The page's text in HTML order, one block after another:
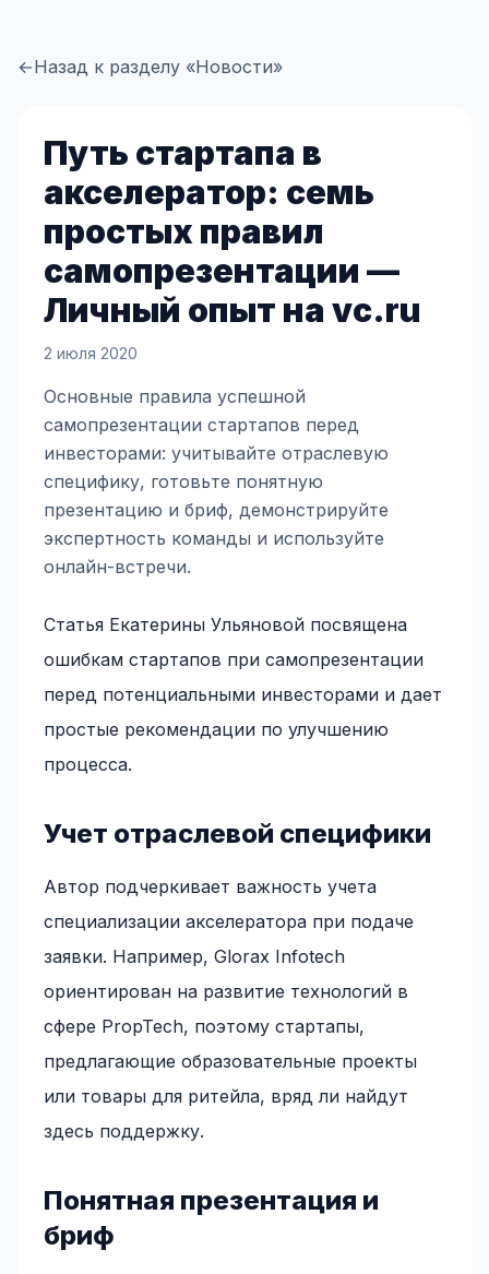
←Назад к разделу «Новости»
Путь стартапа в
акселератор: семь
простых правил
самопрезентации —
Личный опыт на vc.ru
2 июля 2020
Основные правила успешной
самопрезентации стартапов перед
инвесторами: учитывайте отраслевую
специфику, готовьте понятную
презентацию и бриф, демонстрируйте
экспертность команды и используйте
онлайн-встречи.
Статья Екатерины Ульяновой посвящена
ошибкам стартапов при самопрезентации
перед потенциальными инвесторами и дает
простые рекомендации по улучшению
процесса.
Учет отраслевой специфики
Автор подчеркивает важность учета
специализации акселератора при подаче
заявки. Например, Glorax Infotech
ориентирован на развитие технологий в
сфере PropTech, поэтому стартапы,
предлагающие образовательные проекты
или товары для ритейла, вряд ли найдут
здесь поддержку.
Понятная презентация и
бриф